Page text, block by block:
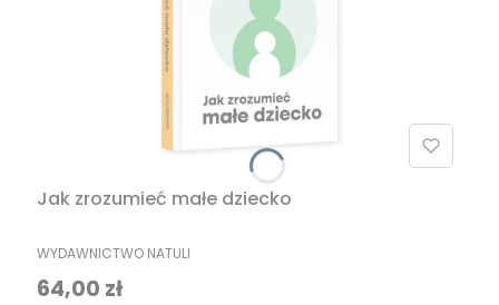
Jak zrozumieć małe dziecko
PRODUCENT
WYDAWNICTWO NATULI
Cena
64,00 zł